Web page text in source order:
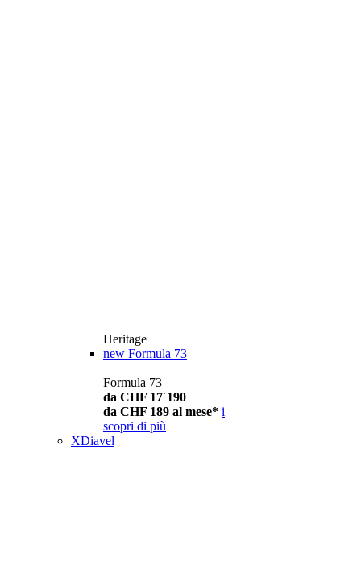
Heritage
new Formula 73
Formula 73
da CHF 17´190
da CHF 189 al mese* i
scopri di più
XDiavel